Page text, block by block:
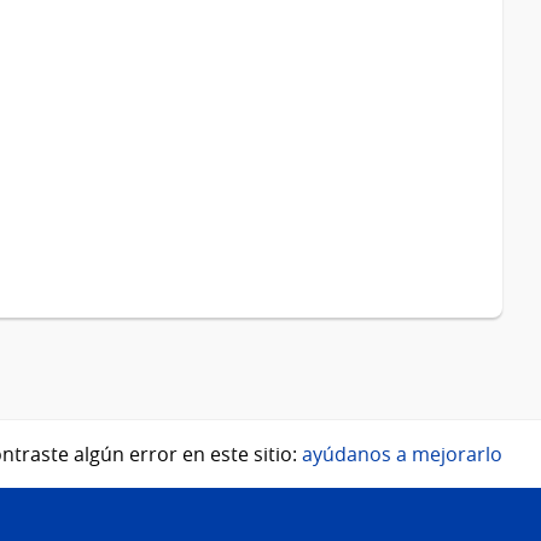
algún error en este sitio: ayúdanos a mejorarlo